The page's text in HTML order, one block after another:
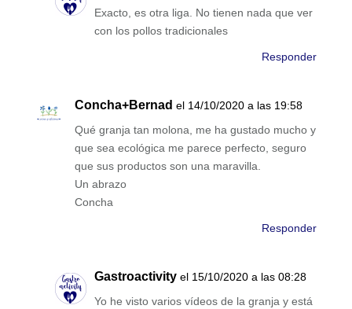
Exacto, es otra liga. No tienen nada que ver
con los pollos tradicionales
Responder
Concha+Bernad el 14/10/2020 a las 19:58
Qué granja tan molona, me ha gustado mucho y
que sea ecológica me parece perfecto, seguro
que sus productos son una maravilla.
Un abrazo
Concha
Responder
Gastroactivity el 15/10/2020 a las 08:28
Yo he visto varios vídeos de la granja y está